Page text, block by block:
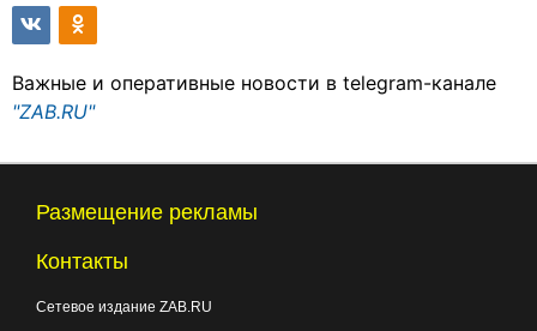
Важные и оперативные новости в telegram-канале
"ZAB.RU"
Размещение рекламы
Контакты
Сетевое издание ZAB.RU